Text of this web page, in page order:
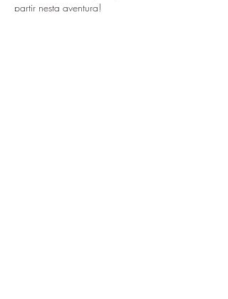
partir nesta aventura!